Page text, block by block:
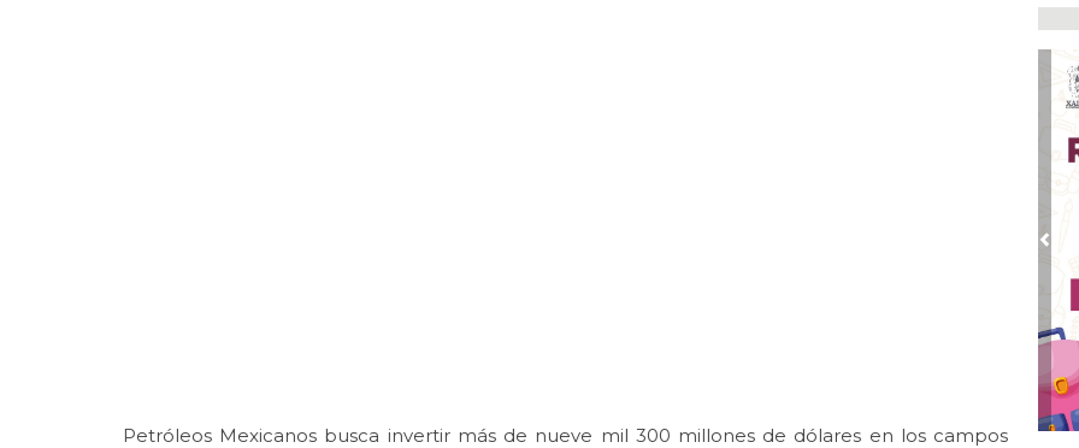
Petróleos Mexicanos busca invertir más de nueve mil 300 millones de dólares en los campos